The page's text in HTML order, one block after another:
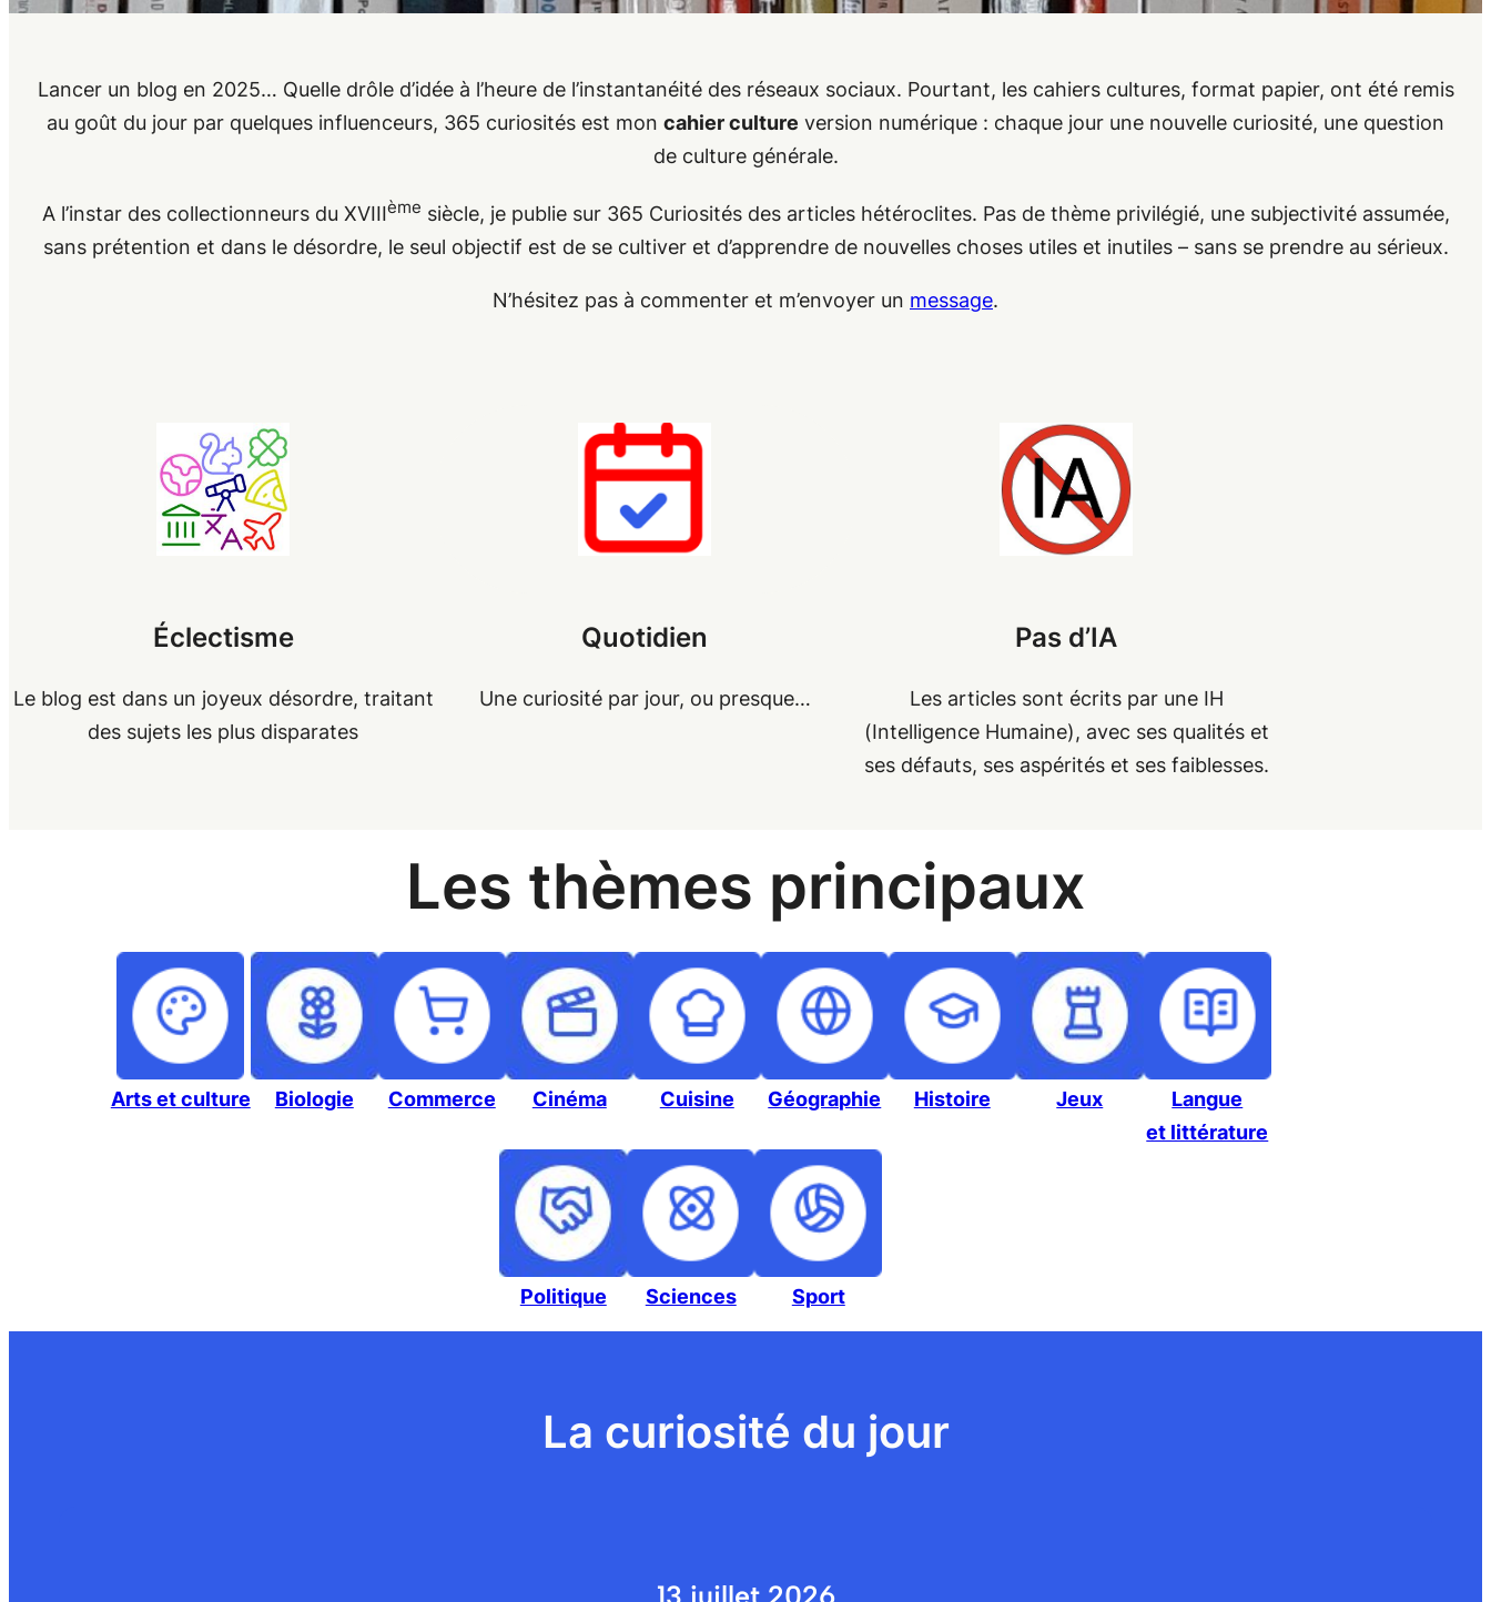
Lancer un blog en 2025… Quelle drôle d’idée à l’heure de l’instantanéité des réseaux sociaux. Pourtant, les cahiers cultures, format papier, ont été remis
au goût du jour par quelques influenceurs, 365 curiosités est mon cahier culture version numérique : chaque jour une nouvelle curiosité, une question
de culture générale.
A l’instar des collectionneurs du XVIIIème siècle, je publie sur 365 Curiosités des articles hétéroclites. Pas de thème privilégié, une subjectivité assumée,
sans prétention et dans le désordre, le seul objectif est de se cultiver et d’apprendre de nouvelles choses utiles et inutiles – sans se prendre au sérieux.
N’hésitez pas à commenter et m’envoyer un message.
Éclectisme
Le blog est dans un joyeux désordre, traitant
des sujets les plus disparates
Quotidien
Une curiosité par jour, ou presque…
Pas d’IA
Les articles sont écrits par une IH
(Intelligence Humaine), avec ses qualités et
ses défauts, ses aspérités et ses faiblesses.
Les thèmes principaux
Arts et culture Biologie Commerce Cinéma Cuisine Géographie Histoire Jeux
Langue
et littérature
Politique Sciences Sport
La curiosité du jour
13 juillet 2026